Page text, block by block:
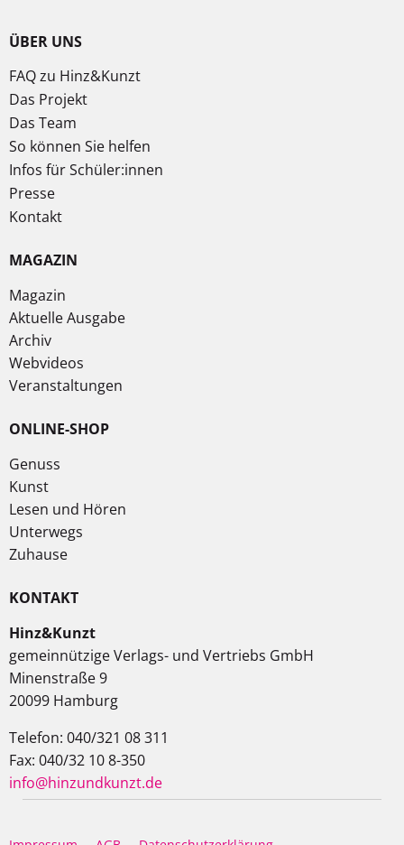
ÜBER UNS
FAQ zu Hinz&Kunzt
Das Projekt
Das Team
So können Sie helfen
Infos für Schüler:innen
Presse
Kontakt
MAGAZIN
Magazin
Aktuelle Ausgabe
Archiv
Webvideos
Veranstaltungen
ONLINE-SHOP
Genuss
Kunst
Lesen und Hören
Unterwegs
Zuhause
KONTAKT
Hinz&Kunzt
gemeinnützige Verlags- und Vertriebs GmbH
Minenstraße 9
20099 Hamburg
Telefon: 040/321 08 311
Fax: 040/32 10 8-350
info@hinzundkunzt.de